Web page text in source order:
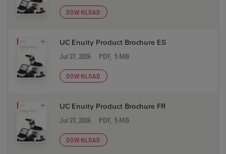
DOWNLOAD
UC Enuity Product Brochure ES
Jul 27, 2026 PDF, 5 MB
DOWNLOAD
UC Enuity Product Brochure FR
Jul 27, 2026 PDF, 5 MB
DOWNLOAD